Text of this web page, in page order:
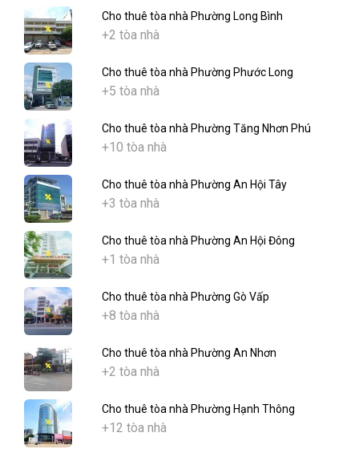
Cho thuê tòa nhà Phường Long Bình
+2 tòa nhà
Cho thuê tòa nhà Phường Phước Long
+5 tòa nhà
Cho thuê tòa nhà Phường Tăng Nhơn Phú
+10 tòa nhà
Cho thuê tòa nhà Phường An Hội Tây
+3 tòa nhà
Cho thuê tòa nhà Phường An Hội Đông
+1 tòa nhà
Cho thuê tòa nhà Phường Gò Vấp
+8 tòa nhà
Cho thuê tòa nhà Phường An Nhơn
+2 tòa nhà
Cho thuê tòa nhà Phường Hạnh Thông
+12 tòa nhà